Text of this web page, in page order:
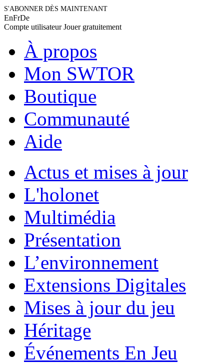
S'ABONNER DÈS MAINTENANT
EnFrDe
Compte utilisateurJouer gratuitement
À propos
Mon SWTOR
Boutique
Communauté
Aide
Actus et mises à jour
L'holonet
Multimédia
Présentation
L’environnement
Extensions Digitales
Mises à jour du jeu
Héritage
Événements En Jeu